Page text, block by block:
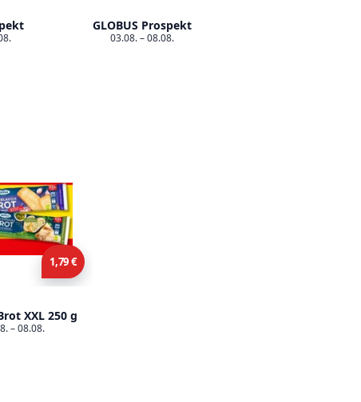
GLOBUS Prospekt
03.08. – 08.08.
1,79 €
XXL 250 g
– 08.08.